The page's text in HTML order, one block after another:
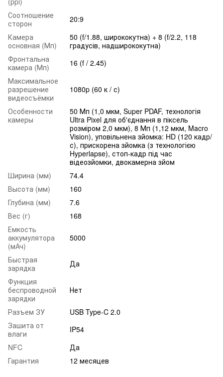
Соотношение
сторон
20:9
Камера
основная (Мп)
50 (f/1.88, ширококутна) + 8 (f/2.2, 118
градусів, надширококутна)
Фронтальна
камера (Мп)
16 (f / 2.45)
Максимальное
разрешение
видеосъёмки
1080p (60 к / с)
Особенности
камеры
50 Мп (1,0 мкм, Super PDAF, технологія
Ultra Pixel для об'єднання в піксель
розміром 2,0 мкм), 8 Мп (1,12 мкм, Macro
Vision), уповільнена зйомка: HD (120 кадр/
с), прискорена зйомка (з технологією
Hyperlapse), стоп-кадр під час
відеозйомки, двокамерна зйом
Ширина (мм)
74.4
Высота (мм)
160
Глубина (мм)
7.6
Вес (г)
168
Емкость
аккумулятора
(мАч)
5000
Быстрая
зарядка
Да
Функция
беспроводной
зарядки
Нет
Разъем ЗУ
USB Type-C 2.0
Зашита от
влаги
IP54
NFC
Да
Гарантия
12 месяцев